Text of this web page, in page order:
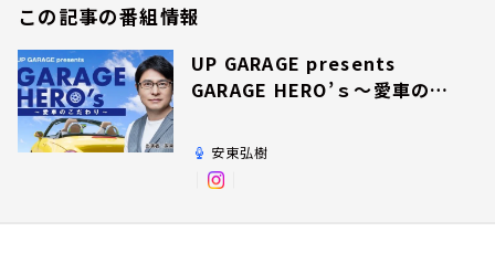
この記事の番組情報
UP GARAGE presents
GARAGE HERO’ｓ～愛車のこ
安東弘樹